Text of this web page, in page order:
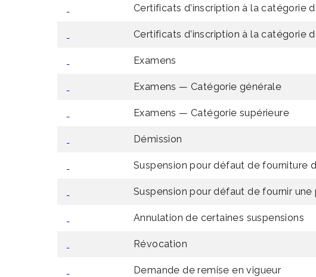
Certificats d’inscription à la catégorie
Certificats d’inscription à la catégorie
Examens
Examens — Catégorie générale
Examens — Catégorie supérieure
Démission
Suspension pour défaut de fourniture
Suspension pour défaut de fournir
Annulation de certaines suspensions
Révocation
Demande de remise en vigueur